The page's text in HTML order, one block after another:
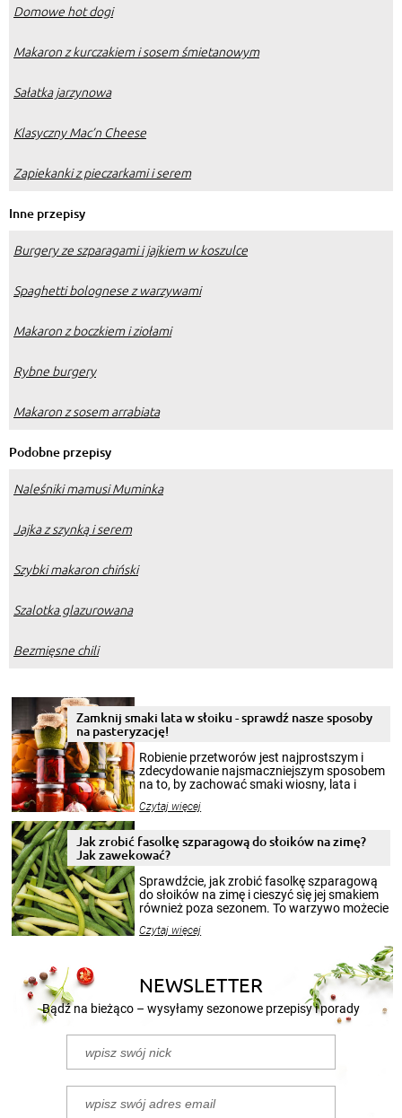
Domowe hot dogi
Makaron z kurczakiem i sosem śmietanowym
Sałatka jarzynowa
Klasyczny Mac’n Cheese
Zapiekanki z pieczarkami i serem
Inne przepisy
Burgery ze szparagami i jajkiem w koszulce
Spaghetti bolognese z warzywami
Makaron z boczkiem i ziołami
Rybne burgery
Makaron z sosem arrabiata
Podobne przepisy
Naleśniki mamusi Muminka
Jajka z szynką i serem
Szybki makaron chiński
Szalotka glazurowana
Bezmięsne chili
Zamknij smaki lata w słoiku - sprawdź nasze sposoby
na pasteryzację!
Robienie przetworów jest najprostszym i
zdecydowanie najsmaczniejszym sposobem
na to, by zachować smaki wiosny, lata i
krajobrazów, by cieszyć nimi oko w sezonie
pełni poczuć atmosferę cieplejszych
miesięcy. Przygotowanie słoików ze
patenty, które pozwolą zachować świeżość
przetworów.
Czytaj więcej
Jak zrobić fasolkę szparagową do słoików na zimę?
Jak zawekować?
Sprawdźcie, jak zrobić fasolkę szparagową
do słoików na zimę i cieszyć się jej smakiem
również poza sezonem. To warzywo możecie
nasze propozycje!
Czytaj więcej
NEWSLETTER
Bądź na bieżąco – wysyłamy sezonowe przepisy i porady